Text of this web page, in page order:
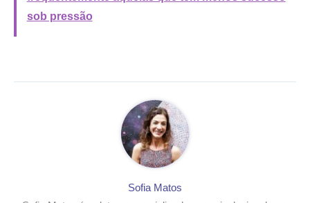
sob pressão
Sofia Matos